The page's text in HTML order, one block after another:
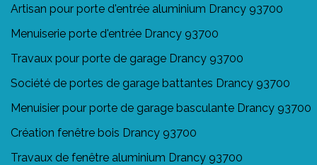
Artisan pour porte d'entrée aluminium Drancy 93700
Menuiserie porte d'entrée Drancy 93700
Travaux pour porte de garage Drancy 93700
Société de portes de garage battantes Drancy 93700
Menuisier pour porte de garage basculante Drancy 93700
Création fenêtre bois Drancy 93700
Travaux de fenêtre aluminium Drancy 93700